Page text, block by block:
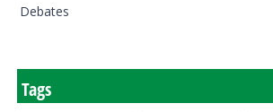
Debates
Tags